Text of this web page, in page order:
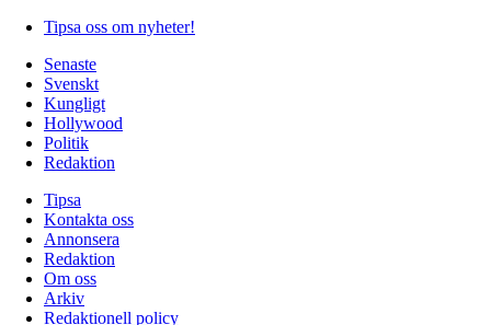
Tipsa oss om nyheter!
Senaste
Svenskt
Kungligt
Hollywood
Politik
Redaktion
Tipsa
Kontakta oss
Annonsera
Redaktion
Om oss
Arkiv
Redaktionell policy